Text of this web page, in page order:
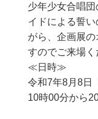
少年少女合唱
イドによる誓
がら、企画展
すのでご来場く
≪日時≫
令和7年8月8日
10時00分から